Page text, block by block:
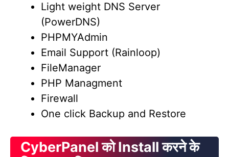
Light weight DNS Server
(PowerDNS)
PHPMYAdmin
Email Support (Rainloop)
FileManager
PHP Managment
Firewall
One click Backup and Restore
CyberPanel को Install करने के